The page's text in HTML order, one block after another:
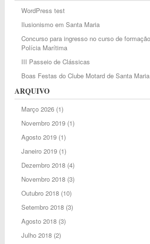
WordPress test
Ilusionismo em Santa Maria
Concurso para ingresso no curso de
Polícia Marítima
III Passeio de Clássicas
Boas Festas do Clube Motard de Santa Maria
ARQUIVO
Março 2026(1)
Novembro 2019(1)
Agosto 2019(1)
Janeiro 2019(1)
Dezembro 2018(4)
Novembro 2018(3)
Outubro 2018(10)
Setembro 2018(3)
Agosto 2018(3)
Julho 2018(2)